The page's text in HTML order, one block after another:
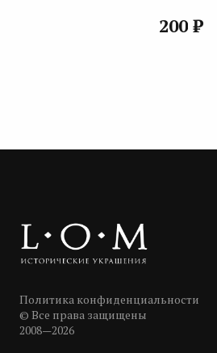
200 ₽
Политика конфиденциальности
© Все права защищены
2008—2026